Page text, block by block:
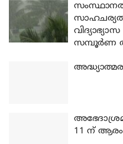
സമ്പൂർണ
11 ന്